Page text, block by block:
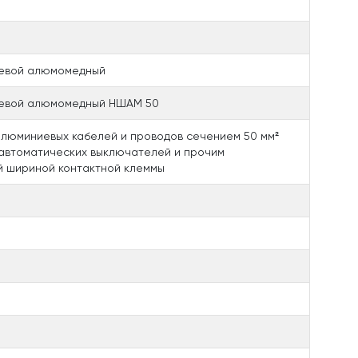
алюмомедный
алюмомедный НШАМ 50
кабелей и проводов сечением 50 мм²
выключателей и прочим
шириной контактной клеммы